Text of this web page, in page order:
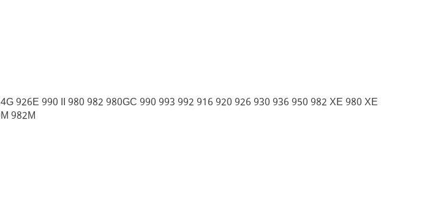
926E 990 II 980 982 980GC 990 993 992 916 920 926 930 936 950 982 XE 980 XE
982M